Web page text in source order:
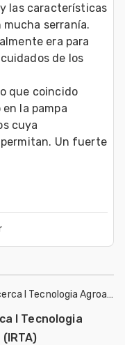
las características
mucha serranía.
era para
de los
que coincido
la pampa
cuya
Un fuerte
I Tecnologia
I Tecnologia